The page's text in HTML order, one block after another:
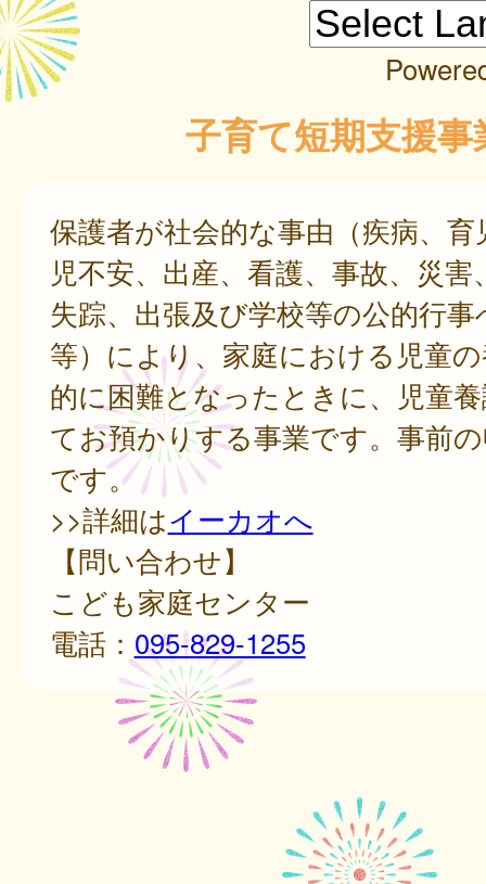
子育て短期支援事
保護者が社会的な事由（疾病、育
児不安、出産、看護、事故、災害
失踪、出張及び学校等の公的行事
等）により、家庭における児童
的に困難となったときに、児童
てお預かりする事業です。事前
です。
>>詳細はイーカオへ
【問い合わせ】
こども家庭センター
電話： 095-829-1255